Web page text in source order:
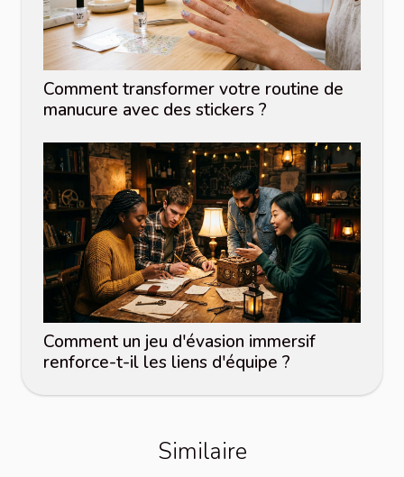
Comment transformer votre routine de
manucure avec des stickers ?
Comment un jeu d'évasion immersif
renforce-t-il les liens d'équipe ?
Similaire